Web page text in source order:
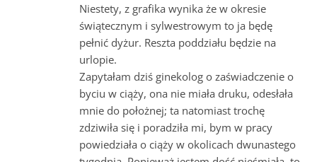
Niestety, z grafika wynika że w okresie
świątecznym i sylwestrowym to ja będę
pełnić dyżur. Reszta poddziału będzie na
urlopie.
Zapytałam dziś ginekolog o zaświadczenie o
byciu w ciąży, ona nie miała druku, odesłała
mnie do położnej; ta natomiast trochę
zdziwiła się i poradziła mi, bym w pracy
powiedziała o ciąży w okolicach dwunastego